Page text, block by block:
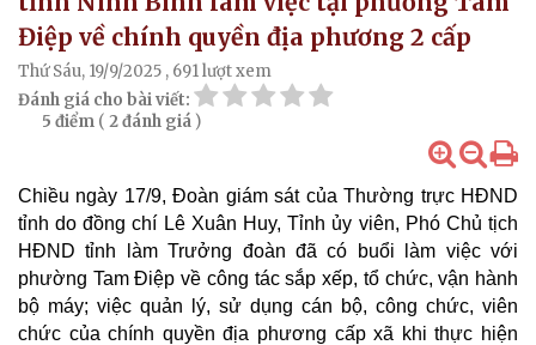
Điệp về chính quyền địa phương 2 cấp
Thứ Sáu, 19/9/2025 , 691 lượt xem
Đánh giá cho bài viết:
5 điểm ( 2 đánh giá )
Chiều ngày 17/9, Đoàn giám sát của Thường trực HĐND
tỉnh do đồng chí Lê Xuân Huy, Tỉnh ủy viên, Phó Chủ tịch
HĐND tỉnh làm Trưởng đoàn đã có buổi làm việc với
phường Tam Điệp về công tác sắp xếp, tổ chức, vận hành
bộ máy; việc quản lý, sử dụng cán bộ, công chức, viên
chức của chính quyền địa phương cấp xã khi thực hiện